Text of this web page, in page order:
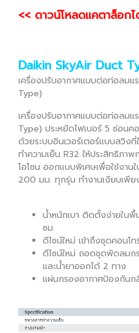
<< ดาวน์โหลดแคตาล็อก
Daikin SkyAir Duct
เครื่องปรับอากาศแบบต่อท่อลม
Type)
เครื่องปรับอากาศแบบต่อท่อลม
Type) ประหยัดไฟเบอร์ 5 ซ่อนค
ด้วยระบบอินเวอร์เตอร์แบบสวิงที่
ทำความเย็น R32 ให้ประสิทธิภาพ
โอโซน ออกแบบพิเศษเพื่อใช้งา
200 มม. ทุกรุ่น ทำงานเงียบเพีย
น้ำหนักเบา ติดตั้งง่ายใน
ซม.
ดีไซน์ใหม่ เข้าถึงชุดคอนโ
ดีไซน์ใหม่ ถอดชุดพัดลมก
และน้ำยาออกได้ 2 ทาง
แผ่นกรองอากาศป้องกันก